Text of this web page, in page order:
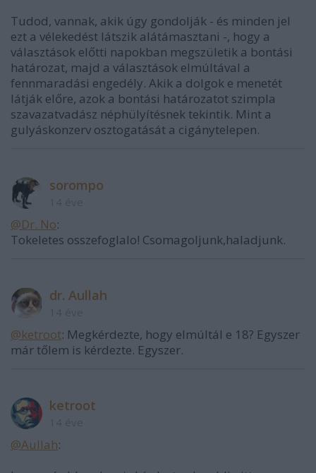
Tudod, vannak, akik úgy gondolják - és minden jel
ezt a vélekedést látszik alátámasztani -, hogy a
választások előtti napokban megszületik a bontási
határozat, majd a választások elmúltával a
fennmaradási engedély. Akik a dolgok e menetét
látják előre, azok a bontási határozatot szimpla
szavazatvadász néphülyítésnek tekintik. Mint a
gulyáskonzerv osztogatását a cigánytelepen.
sorompo
@Dr. No:
Tokeletes osszefoglalo! Csomagoljunk,haladjunk.
dr. Aullah
@ketroot: Megkérdezte, hogy elmúltál e 18? Egyszer
már tőlem is kérdezte. Egyszer.
ketroot
@Aullah: